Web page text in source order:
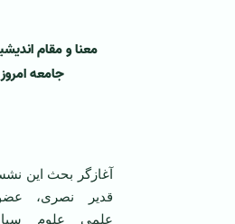
معنا و مقام
جامعه امروز
آغازگر بحث این
قدیر نصری،
علمی علوم